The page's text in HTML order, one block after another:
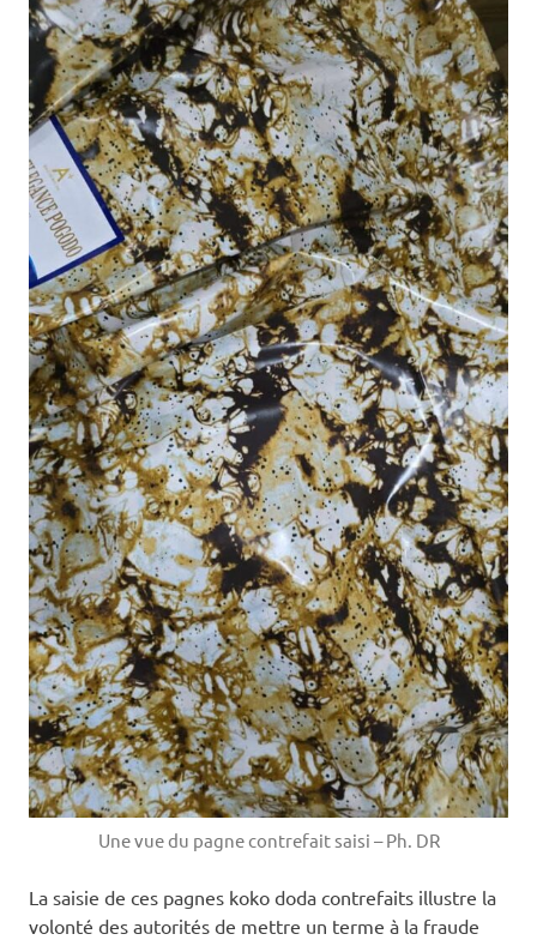
Une vue du pagne contrefait saisi – Ph. DR
La saisie de ces pagnes koko doda contrefaits illustre la
volonté des autorités de mettre un terme à la fraude